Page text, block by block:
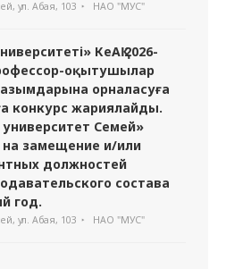
ул. Абая, 103 НАО "МУС"
КеАҚ 2026-
оқытушылар
орналасуға
конкурс жариялайды.
Семей»
на замещение и/или
должностей
состава
год.
ул. Абая, 103 НАО "МУС"